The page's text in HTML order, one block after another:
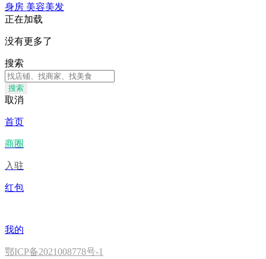
身房 美容美发
正在加载
没有更多了
搜索
搜索
取消
首页
商圈
入驻
红包
我的
鄂ICP备2021008778号-1